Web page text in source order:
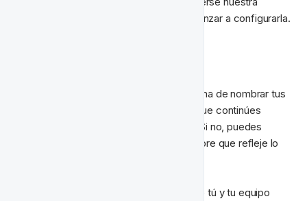
Actividad Automatizada, podemos comenzar a configurarla.
Probablemente ya tienes una forma interna de nombrar tus
campañas y envíos, así que sugerimos que continúes
haciendo lo mismo con tus actividades. Si no, puedes
simplemente darle a tu actividad un nombre que refleje lo
Básicamente, un resumen corto para que tú y tu equipo